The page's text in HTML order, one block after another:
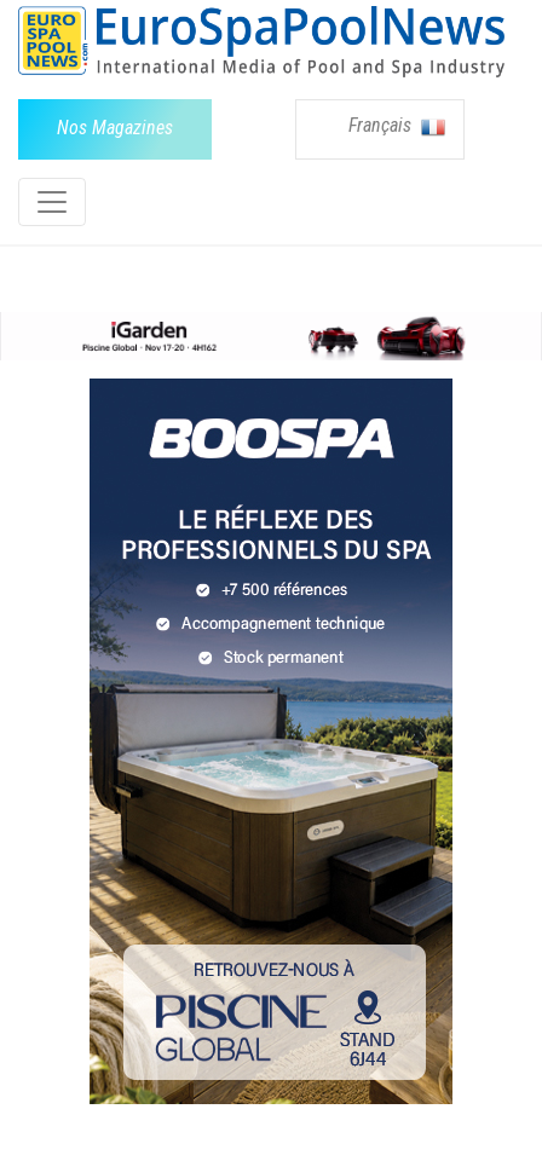
Nos Magazines Français